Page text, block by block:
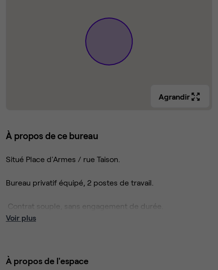
Agrandir
À propos de ce bureau
Situé Place d'Armes / rue Taison.
Bureau privatif équipé, 2 postes de travail.
Contrat souple, sans engagement de durée.
- Mobilier de bureau
Voir plus
À propos de l'espace